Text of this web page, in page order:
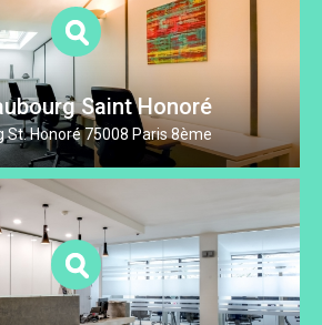
Saint Honoré
St. Honoré 75008 Paris 8ème